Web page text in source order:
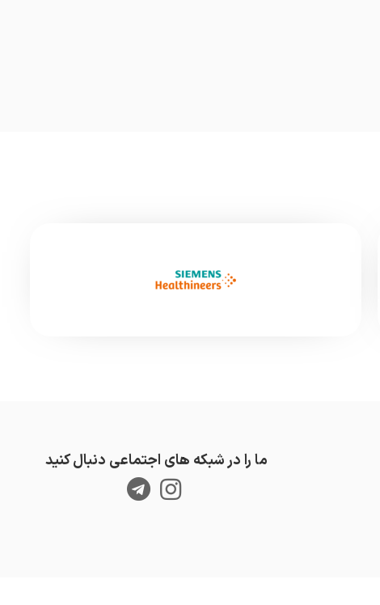
ما را در شبکه های اجتماعی دنبال کنید